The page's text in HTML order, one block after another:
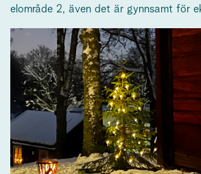
elområde 2, även det är gynnsamt för